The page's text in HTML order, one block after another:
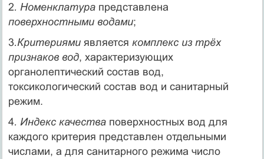
2. Номенклатурапредставлена
поверхностными водами;
3.Критериямиявляется комплекс из трёх
признаков вод, характеризующих
органолептический состав вод,
токсикологический состав вод и санитарный
режим.
4. Индекс качестваповерхностных вод для
каждого критерия представлен отдельными
числами, а для санитарного режима число